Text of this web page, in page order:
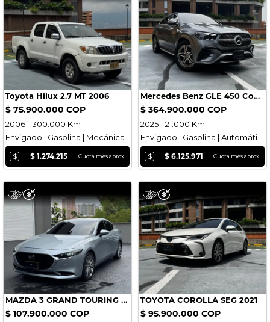
Toyota Hilux 2.7 MT 2006
$ 75.900.000 COP
2006 - 300.000 Km
Envigado | Gasolina | Mecánica
$ $ 1.274.215 Cuota mes aprox.
Mercedes Benz GLE 450 Coupe 4 matic
$ 364.900.000 COP
2025 - 21.000 Km
$ $ 6.125.971 Cuota mes aprox.
MAZDA 3 GRAND TOURING LX 2023
$ 107.900.000 COP
TOYOTA COROLLA SEG 2021
$ 95.900.000 COP